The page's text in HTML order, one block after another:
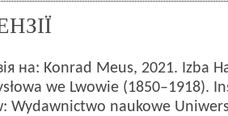
на: Konrad Meus, 2021. Izba
we Lwowie (1850–1918).
Wydawnictwo naukowe